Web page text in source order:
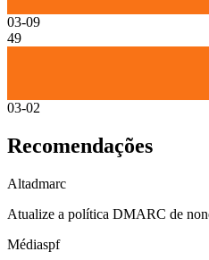
03-09
49
03-02
Recomendações
Altadmarc
Atualize a política DMARC de
Médiaspf